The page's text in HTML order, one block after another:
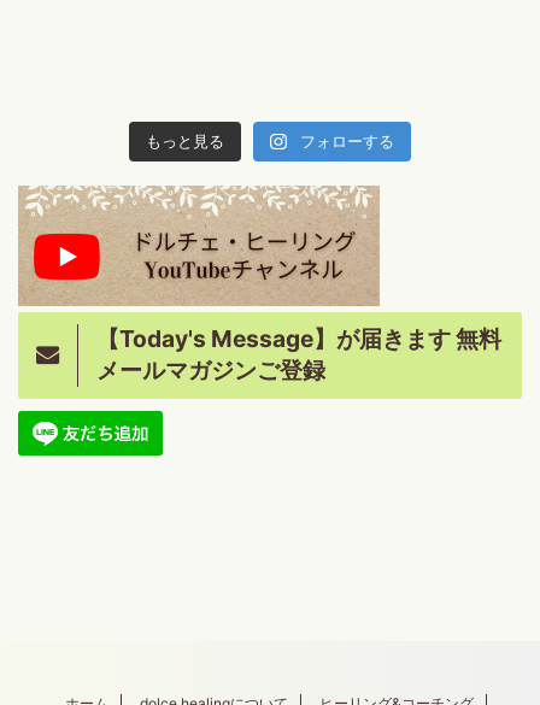
もっと見る フォローする
【Today's Message】が届きます 無料
メールマガジンご登録